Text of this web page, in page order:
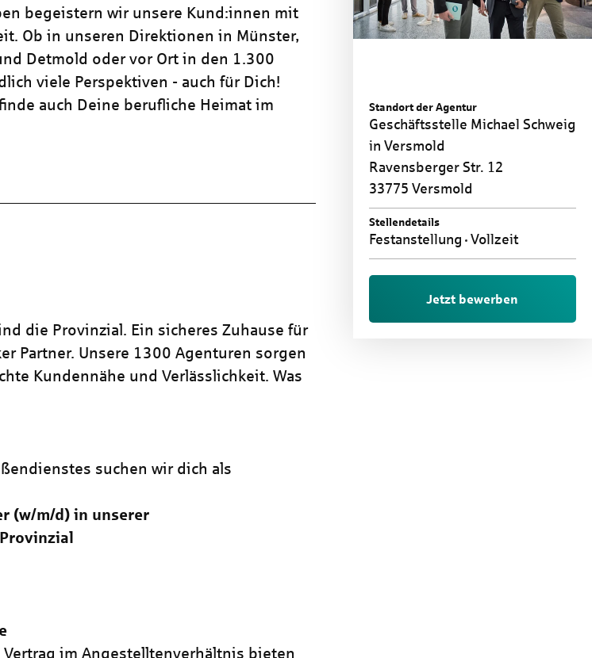
Standort der Agentur
Geschäftsstelle Michael Schweig
in Versmold
Ravensberger Str. 12
33775 Versmold
Stellendetails
Festanstellung Vollzeit
Jetzt bewerben
begeistern wir unsere Kund:innen mit
Ob in unseren Direktionen in Münster,
Detmold oder vor Ort in den 1.300
viele Perspektiven - auch für Dich!
auch Deine berufliche Heimat im
die Provinzial. Ein sicheres Zuhause für
Partner. Unsere 1300 Agenturen sorgen
Kundennähe und Verlässlichkeit. Was
suchen wir dich als
(w/m/d) in unserer
im Angestelltenverhältnis bieten